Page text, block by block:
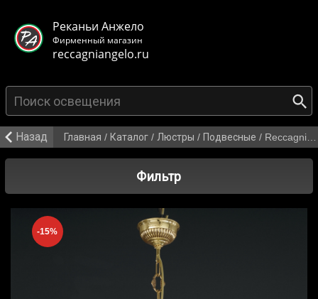
Реканьи Анжело
Фирменный магазин
reccagniangelo.ru
Назад Главная / Каталог/ Люстры / Подвесные / Reccagni Angelo L 9101/3
Фильтр
-15%